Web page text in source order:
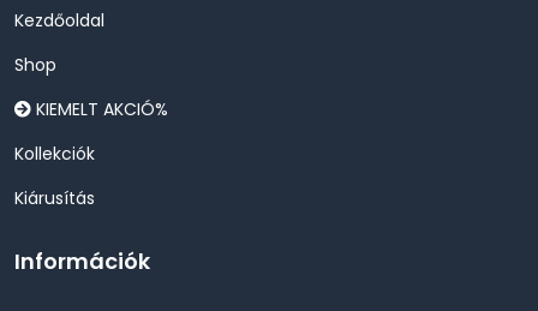
Kezdőoldal
Shop
KIEMELT AKCIÓ%
Kollekciók
Kiárusítás
Információk